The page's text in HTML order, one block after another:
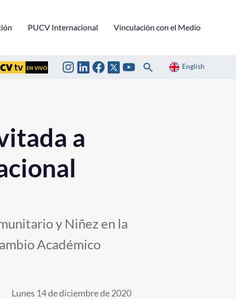
PUCV Internacional Vinculación con el Medio
English
a
y Niñez en la
Académico
Lunes 14 de diciembre de 2020